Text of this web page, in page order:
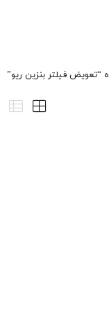
فیلتر بنزین ريو”